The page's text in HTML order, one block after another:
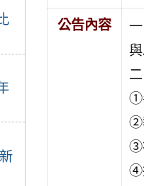
公告內容
①
②
③
④